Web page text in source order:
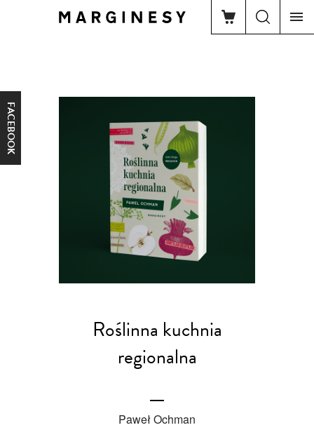
FACEBOOK
Roślinna kuchnia
regionalna
Paweł Ochman